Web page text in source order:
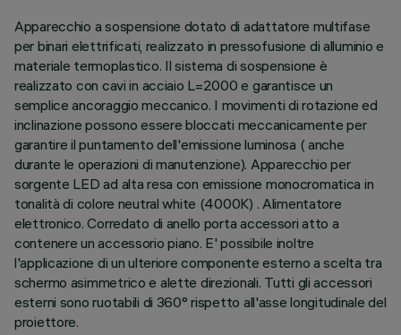
Apparecchio a sospensione dotato di adattatore multifase
per binari elettrificati, realizzato in pressofusione di alluminio e
materiale termoplastico. Il sistema di sospensione è
realizzato con cavi in acciaio L=2000 e garantisce un
semplice ancoraggio meccanico. I movimenti di rotazione ed
inclinazione possono essere bloccati meccanicamente per
garantire il puntamento dell'emissione luminosa ( anche
durante le operazioni di manutenzione). Apparecchio per
sorgente LED ad alta resa con emissione monocromatica in
tonalità di colore neutral white (4000K) . Alimentatore
elettronico. Corredato di anello porta accessori atto a
contenere un accessorio piano. E' possibile inoltre
l'applicazione di un ulteriore componente esterno a scelta tra
schermo asimmetrico e alette direzionali. Tutti gli accessori
esterni sono ruotabili di 360° rispetto all'asse longitudinale del
proiettore.